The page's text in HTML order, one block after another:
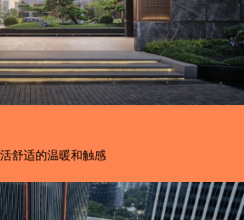
水和努力都化作了胜利的欢呼